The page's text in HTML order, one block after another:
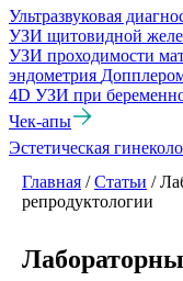
Ультразвуковая
УЗИ щитовидной
УЗИ проходимости
эндометрия
4D УЗИ при
Чек-апы
Эстетическая
Главная /Статьи /
репродуктологии